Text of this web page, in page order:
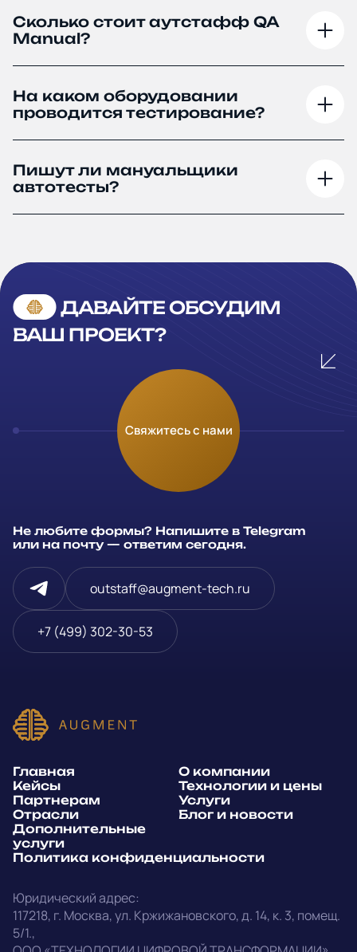
Написать в Telegram
outstaff@augment-tech.ru
Сколько стоит аутстафф QA
Manual?
На каком оборудовании
проводится тестирование?
Пишут ли мануальщики
автотесты?
ДАВАЙТЕ ОБСУДИМ
ВАШ ПРОЕКТ?
Свяжитесь с нами
Не любите формы? Напишите в Telegram
или на почту — ответим сегодня.
outstaff@augment-tech.ru
+7 (499) 302-30-53
Юридический адрес:
117218, г. Москва,ул. Кржижановского, д. 14, к. 3, помещ.
5/1.,
Главная
О компании
Кейсы
Технологии и цены
Партнерам
Услуги
Отрасли
Блог и новости
Дополнительные
услуги
Политика конфиденциальности
Оставьте заявку
Заполните и отправьте данные и мы свяжемся с вами в
течение рабочего дня
Компания
Телефон*
E-mail
Telegram
WhatsApp
E-mail
Позвонить
Напишите, какие специалисты, в каком количестве и как
срочно нужны на ваш проект
Прикрепить файл